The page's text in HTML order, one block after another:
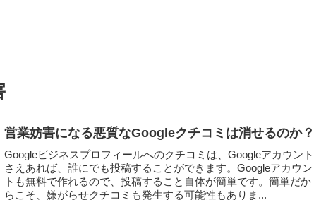
営業妨害になる悪質なGoogleクチコミは消せるのか？
Googleビジネスプロフィールへのクチコミは、Googleアカウント
さえあれば、誰にでも投稿することができます。Googleアカウン
トも無料で作れるので、投稿すること自体が簡単です。簡単だか
らこそ、嫌がらせクチコミも発生する可能性もありま...